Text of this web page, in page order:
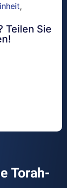
,
Teilen Sie
Torah-